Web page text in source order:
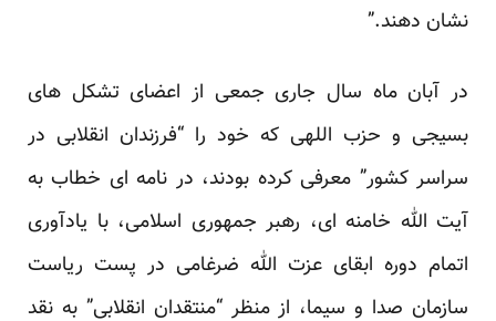
نشان دهند.”
در آبان ماه سال جاری جمعی از اعضای تشکل های
بسیجی و حزب اللهی که خود را “فرزندان انقلابی در
سراسر کشور” معرفی کرده بودند، در نامه ای خطاب به
آیت الله خامنه ای، رهبر جمهوری اسلامی، با یادآوری
اتمام دوره ابقای عزت الله ضرغامی در پست ریاست
سازمان صدا و سیما، از منظر “منتقدان انقلابی” به نقد